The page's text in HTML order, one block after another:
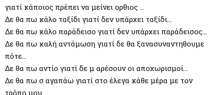
γιατί κάποιος πρέπει να μείνει ορθιος …
Δε θα πω κάλο ταξίδι γιατί δεν υπάρχει ταξίδι…
Δε θα πω κάλο παράδεισο γιατί δεν υπάρχει παράδεισος…
Δε θα πω καλή αντάμωση γιατί δε θα ξανασυναντηθουμε
πότε…
Δε θα πω αντίο γιατί δε μ αρέσουν οι αποχωρισμοί…
Δε θα πω σ αγαπάω γιατί στο έλεγα κάθε μέρα με τον
τρόπο μου…